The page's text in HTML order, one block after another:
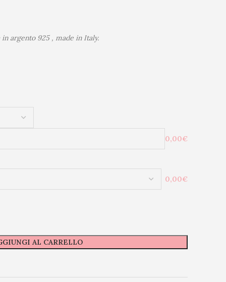
in argento 925 , made in Italy.
0,00€
0,00€
AL CARRELLO